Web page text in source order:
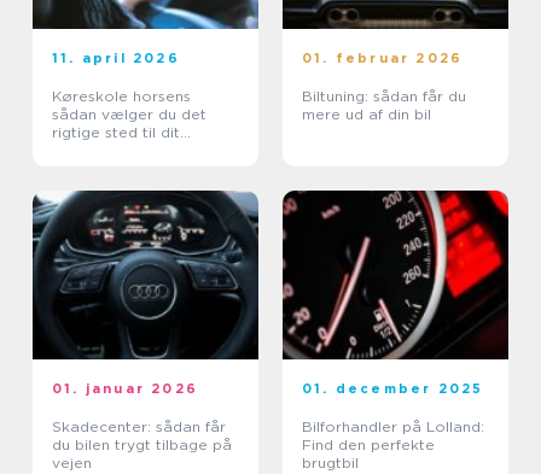
11. april 2026
Køreskole horsens
sådan vælger du det
rigtige sted til dit
01. februar 2026
Biltuning: sådan får du
mere ud af din bil
01. januar 2026
Skadecenter: sådan får
du bilen trygt tilbage på
vejen
01. december 2025
Bilforhandler på Lolland:
Find den perfekte
brugtbil